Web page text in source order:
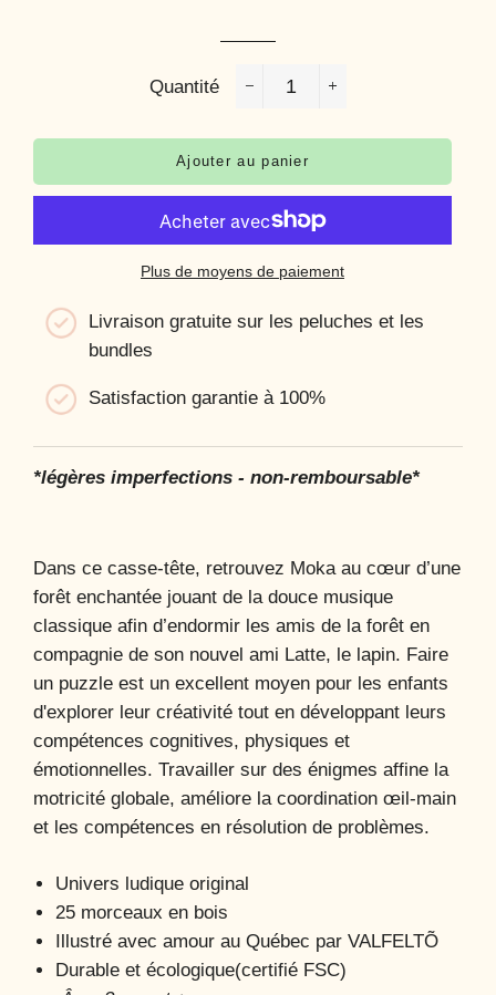
Quantité
Ajouter au panier
Plus de moyens de paiement
Livraison gratuite sur les peluches et les
bundles
Satisfaction garantie à 100%
*légères imperfections - non-remboursable*
Dans ce casse-tête, retrouvez Moka au cœur d’une
forêt enchantée jouant de la douce musique
classique afin d’endormir les amis de la forêt en
compagnie de son nouvel ami Latte, le lapin. Faire
un puzzle est un excellent moyen pour les enfants
d'explorer leur créativité tout en développant leurs
compétences cognitives, physiques et
émotionnelles. Travailler sur des énigmes affine la
motricité globale, améliore la coordination œil-main
et les compétences en résolution de problèmes.
Univers ludique original
25 morceaux en bois
Illustré avec amour au Québec par VALFELTÕ
Durable et écologique(certifié FSC)